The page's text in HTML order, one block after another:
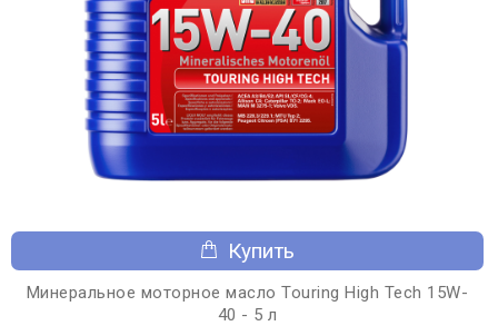
Купить
Минеральное моторное масло Touring High Tech 15W-
40 - 5 л